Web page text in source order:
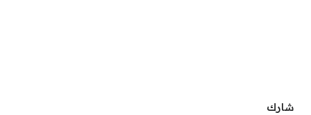
شارك